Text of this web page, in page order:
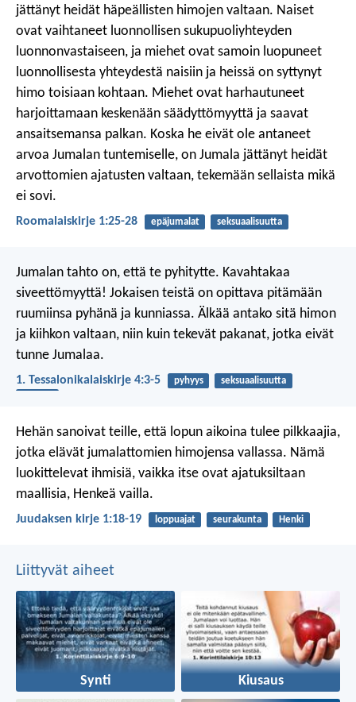
jättänyt heidät häpeällisten himojen valtaan. Naiset
ovat vaihtaneet luonnollisen sukupuoliyhteyden
luonnonvastaiseen, ja miehet ovat samoin luopuneet
luonnollisesta yhteydestä naisiin ja heissä on syttynyt
himo toisiaan kohtaan. Miehet ovat harhautuneet
harjoittamaan keskenään säädyttömyyttä ja saavat
ansaitsemansa palkan. Koska he eivät ole antaneet
arvoa Jumalan tuntemiselle, on Jumala jättänyt heidät
arvottomien ajatusten valtaan, tekemään sellaista mikä
ei sovi.
Roomalaiskirje 1:25-28 epäjumalat seksuaalisuutta
Jumalan tahto on, että te pyhitytte. Kavahtakaa
siveettömyyttä! Jokaisen teistä on opittava pitämään
ruumiinsa pyhänä ja kunniassa. Älkää antako sitä himon
ja kiihkon valtaan, niin kuin tekevät pakanat, jotka eivät
tunne Jumalaa.
1. Tessalonikalaiskirje 4:3-5 pyhyys
seksuaalisuutta
Hehän sanoivat teille, että lopun aikoina tulee pilkkaajia,
jotka elävät jumalattomien himojensa vallassa. Nämä
luokittelevat ihmisiä, vaikka itse ovat ajatuksiltaan
maallisia, Henkeä vailla.
Juudaksen kirje 1:18-19 loppuajat seurakunta Henki
Liittyvät aiheet
Synti Kiusaus